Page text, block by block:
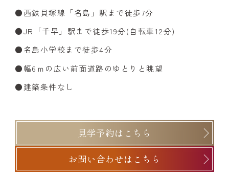
西鉄貝塚線「名島」駅まで徒歩7分
JR「千早」駅まで徒歩19分(自転車12分)
名島小学校まで徒歩4分
幅6ｍの広い前面道路のゆとりと眺望
建築条件なし
見学予約はこちら
お問い合わせはこちら